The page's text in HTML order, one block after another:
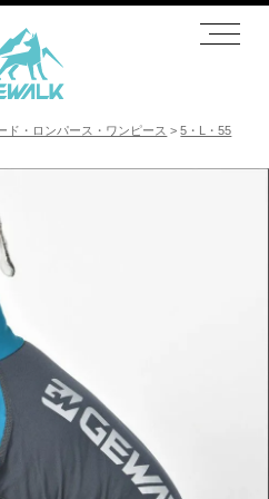
ド・ロンパース・ワンピース
5・L・55